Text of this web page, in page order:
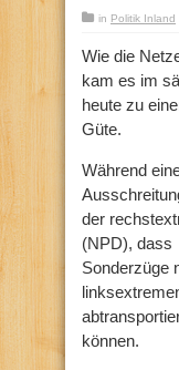
in Politik Inland
Wie die
kam es im
heute zu
Güte.
Während
der
(NPD), dass
Sonderzüge
können.